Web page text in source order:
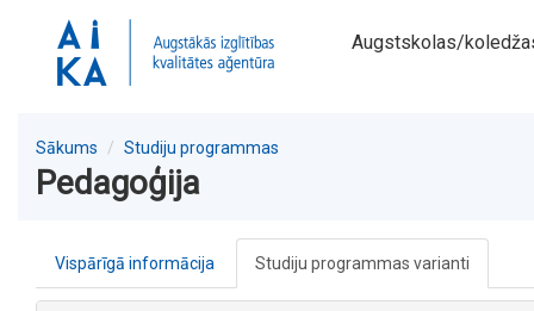
Augstskolas/
Sākums Studiju programmas
Pedagoģija
Vispārīgā informācija Studiju programmas varianti